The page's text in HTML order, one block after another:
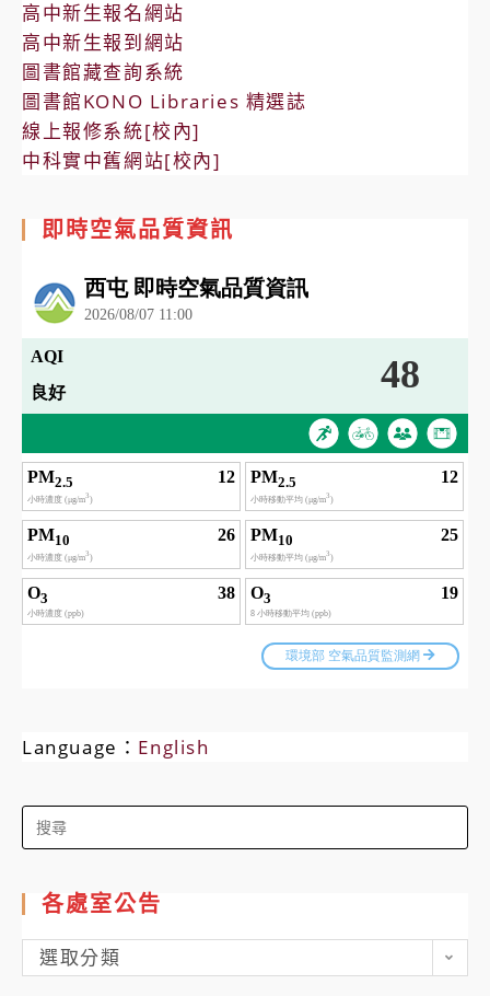
高中新生報名網站
高中新生報到網站
圖書館藏查詢系統
圖書館KONO Libraries 精選誌
線上報修系統[校內]
中科實中舊網站[校內]
即時空氣品質資訊
Language： English
Search
for:
各處室公告
各
處
選取分類